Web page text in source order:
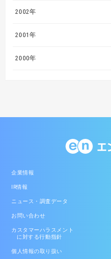
2002年
2001年
2000年
企業情報
IR情報
ニュース・調査データ
お問い合わせ
カスタマーハラスメント
に対する行動指針
個人情報の取り扱い